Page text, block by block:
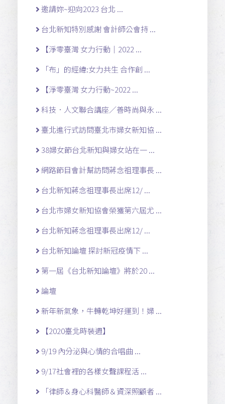
邀請妳~迎向2023 台北 ...
台北新知特別感謝 會計師公會持 ...
【淨零臺灣 女力行動｜2022 ...
「布」的經緯:女力共生 合作創 ...
【淨零臺灣 女力行動~2022 ...
科技．人文聯合講座／善時尚與永 ...
臺北進行式訪問臺北市婦女新知協 ...
38婦女節台北新知與婦女站在一 ...
網路節目會計幫訪問蔣念祖理事長 ...
台北新知蔣念祖理事長出席12/ ...
台北市婦女新知協會榮獲第六屆尤 ...
台北新知蔣念祖理事長出席12/ ...
台北新知論壇 探討新冠疫情下 ...
第一屆《台北新知論壇》將於20 ...
論壇
新年新氣象，牛轉乾坤好運到！婦 ...
【2020臺北時裝週】
9/19 內分泌與心情的合唱曲 ...
9/17社會裡的各樣女聲課程活 ...
「律師＆身心科醫師＆資深照顧者 ...